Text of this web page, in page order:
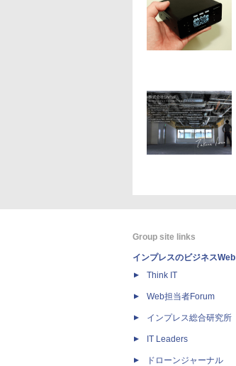
Group site links
インプレスのビジネスWeb
Think IT
Web担当者Forum
インプレス総合研究所
IT Leaders
ドローンジャーナル